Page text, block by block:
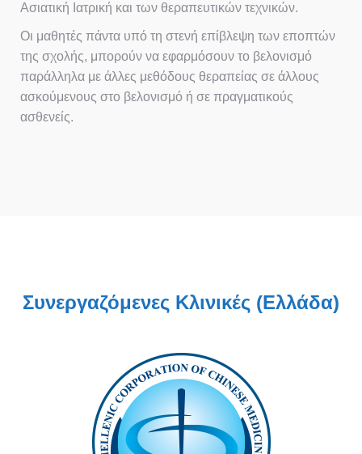
Ασιατική Ιατρική και των θεραπευτικών τεχνικών.
Οι μαθητές πάντα υπό τη στενή επίβλεψη των εποπτών
της σχολής, μπορούν να εφαρμόσουν το βελονισμό
παράλληλα με άλλες μεθόδους θεραπείας σε άλλους
ασκούμενους στο βελονισμό ή σε πραγματικούς
ασθενείς.
Συνεργαζόμενες Κλινικές (Ελλάδα)